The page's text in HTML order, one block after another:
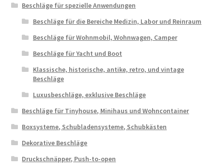
Beschläge für spezielle Anwendungen
Beschläge für die Bereiche Medizin, Labor und Reinraum
Beschläge für Wohnmobil, Wohnwagen, Camper
Beschläge für Yacht und Boot
Klassische, historische, antike, retro, und vintage
Beschläge
Luxusbeschläge, exklusive Beschläge
Beschläge für Tinyhouse, Minihaus und Wohncontainer
Boxsysteme, Schubladensysteme, Schubkästen
Dekorative Beschläge
Druckschnäpper, Push-to-open